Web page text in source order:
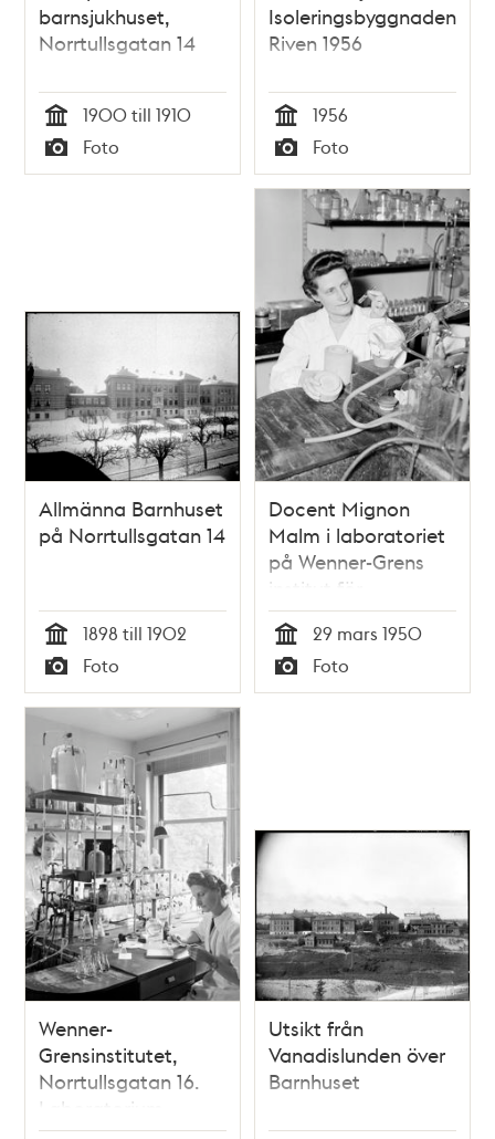
barnsjukhuset,
Norrtullsgatan 14
Tid
1900 till 1910
Typ
Foto
Isoleringsbyggnaden.
Riven 1956
Tid
1956
Typ
Foto
Allmänna Barnhuset
på Norrtullsgatan 14
Tid
1898 till 1902
Typ
Foto
Docent Mignon
Malm i laboratoriet
på Wenner-Grens
institut för
experimentell
biologi, fysiologisk
kemi och
Tid
29 mars 1950
Typ
Foto
Wenner-
Grensinstitutet,
Norrtullsgatan 16.
Laboratorium
Utsikt från
Vanadislunden över
Barnhuset